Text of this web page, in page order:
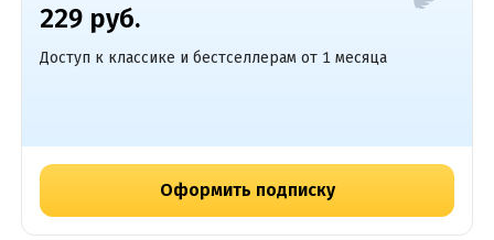
229 руб.
Доступ к классике и бестселлерам от 1 месяца
Оформить подписку